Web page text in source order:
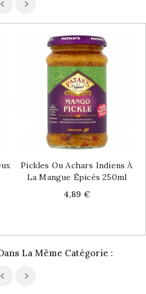
Pickles Ou Achars Indiens À
La Mangue Épicés 250ml
Price
4,89 €
La Même Catégorie :